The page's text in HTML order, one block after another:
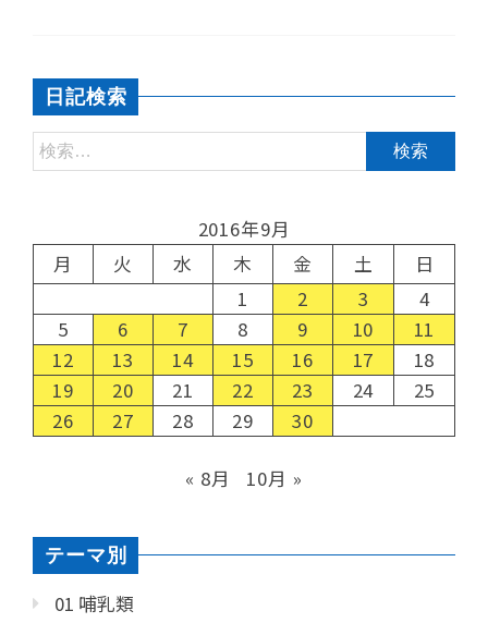
日記検索
2016年9月
月
火 水 木 金 土
日
1
2 3
4
5
6 7 8 9 10
11
12
13 14 15 16 17
18
19
20 21 22 23 24
25
26
27 28 29 30
« 8月 10月 »
テーマ別
01 哺乳類